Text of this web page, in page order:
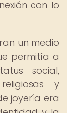
con lo
un medio
permitía a
social,
y
joyería era